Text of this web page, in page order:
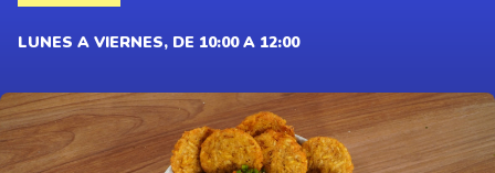
LUNES A VIERNES, DE 10:00 A 12:00